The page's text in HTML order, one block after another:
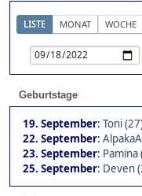
LISTE MONAT WOCHE
Geburtstage
19. September: Toni
22. September:
23. September: Pamina
25. September: Deven